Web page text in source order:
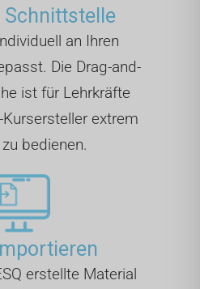
Schnittstelle
an Ihren
Die Drag-and-
ist für Lehrkräfte
Kursersteller extrem
bedienen.
erstellte Material